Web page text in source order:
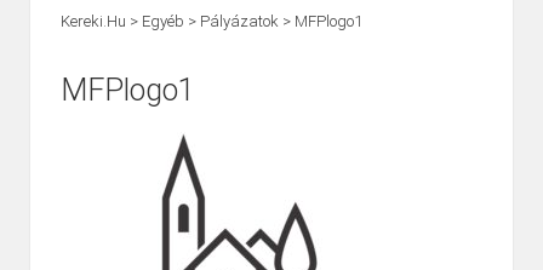
Kereki.hu > Egyéb > Pályázatok > MFPlogo1
MFPlogo1